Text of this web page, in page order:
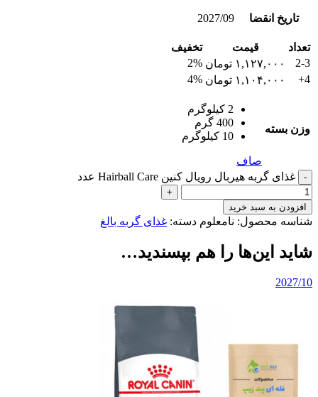
تاریخ انقضا 2027/09
تعداد قیمت
تخفیف
2-3
۱,۱۲۷,۰۰۰ تومان 2%
4+
۱,۱۰۴,۰۰۰ تومان 4%
وزن بسته
2 کیلوگرم
400 گرم
10 کیلوگرم
صاف
غذای گربه هیربال رویال کنین Hairball Care عدد
افزودن به سبد خرید
شناسه محصول: نامعلوم دسته: غذای گربه بالغ
شاید این‌ها را هم بپسندید…
2027/10